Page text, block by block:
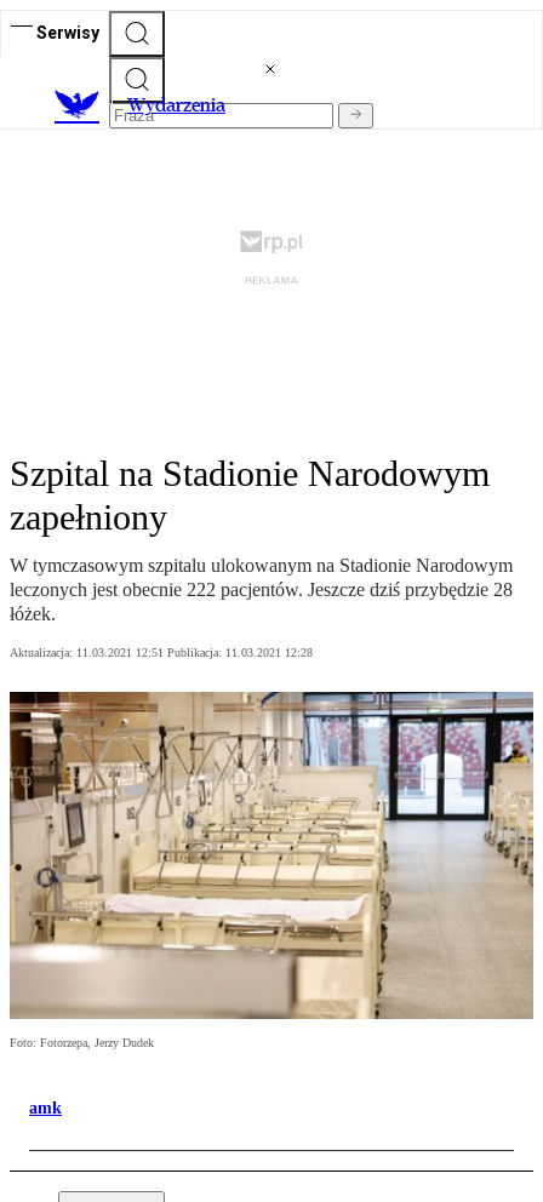
Serwisy
Wydarzenia
Szpital na Stadionie Narodowym
zapełniony
W tymczasowym szpitalu ulokowanym na Stadionie Narodowym
leczonych jest obecnie 222 pacjentów. Jeszcze dziś przybędzie 28
łóżek.
Aktualizacja: 11.03.2021 12:51 Publikacja: 11.03.2021 12:28
Foto: Fotorzepa, Jerzy Dudek
amk